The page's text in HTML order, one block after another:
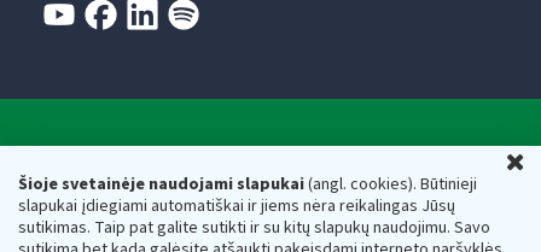
Šioje svetainėje naudojami slapukai(angl. cookies). Būtinieji
slapukai įdiegiami automatiškai ir jiems nėra reikalingas Jūsų
sutikimas. Taip pat galite sutikti ir su kitų slapukų naudojimu. Savo
Respublikos finansų ministerijos
Biudžetinė įstaiga. Juridinio asmens kodas — 188659752,
adresas: Vasario 16-osios g. 14, 01107 Vilnius, Lietuva, el.paštas: